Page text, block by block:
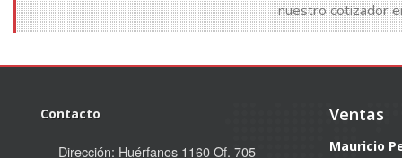
nuestro cotizador
Contacto
Dirección: Huérfanos 1160 Of. 705
Ventas
Mauricio